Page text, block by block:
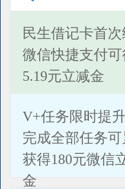
公告
民生借记卡首次
微信快捷支付可
5.19元立减金
V+任务限时提
完成全部任务
获得180元微信
金